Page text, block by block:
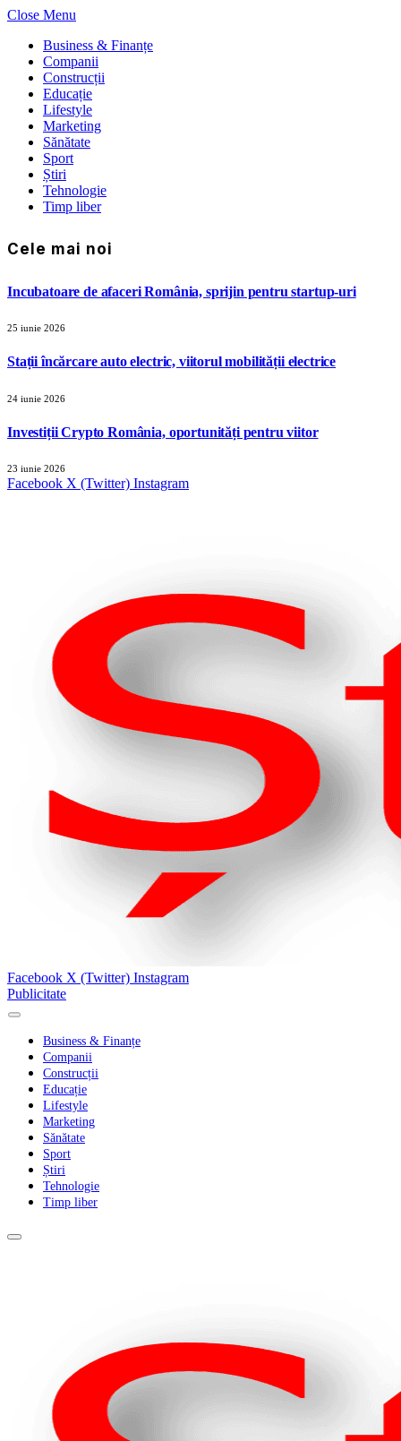
Close Menu
Business & Finanțe
Companii
Construcții
Educație
Lifestyle
Marketing
Sănătate
Sport
Știri
Tehnologie
Timp liber
Cele mai noi
Incubatoare de afaceri România, sprijin pentru startup-uri
25 iunie 2026
Stații încărcare auto electric, viitorul mobilității electrice
24 iunie 2026
Investiții Crypto România, oportunități pentru viitor
23 iunie 2026
Facebook X (Twitter) Instagram
Facebook X (Twitter) Instagram
Publicitate
Business & Finanțe
Companii
Construcții
Educație
Lifestyle
Marketing
Sănătate
Sport
Știri
Tehnologie
Timp liber